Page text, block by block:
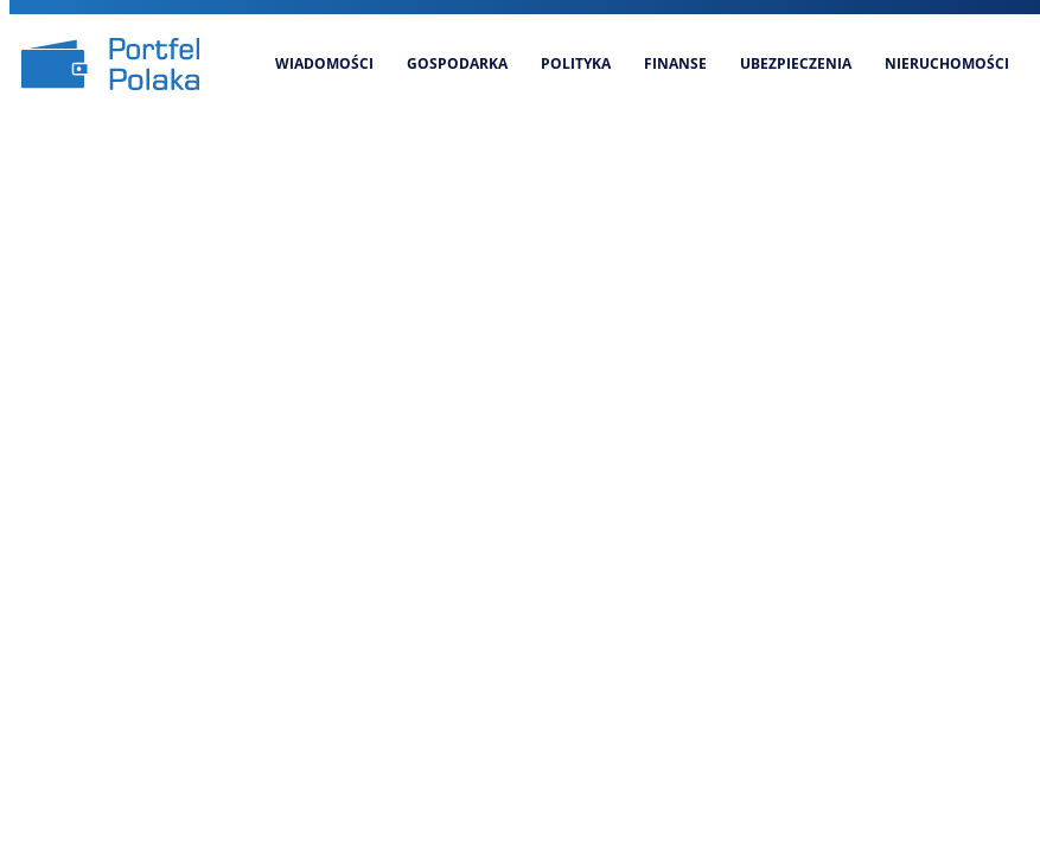
WIADOMOŚCI GOSPODARKA POLITYKA FINANSE UBEZPIECZENIA NIERUCHOMOŚCI